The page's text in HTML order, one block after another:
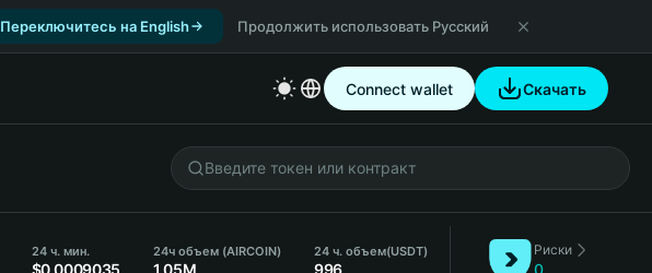
Переключитесь на English Продолжить использовать Русский
Connect wallet Скачать
24 ч. мин.
$0.0009035
24ч объем (AIRCOIN)
1.05M
24 ч. объем(USDT)
996
Риски
0